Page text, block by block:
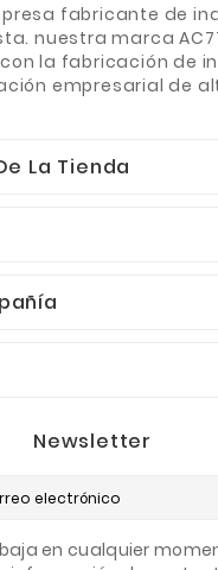
fabricante de
nuestra marca
la fabricación de
empresarial de
La Tienda
Newsletter
en cualquier